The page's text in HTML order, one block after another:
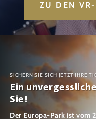
ZU DEN VR-
SICHERN SIE SICH JETZT IHRE
Ein
Sie!
Der Europa-Park ist vom